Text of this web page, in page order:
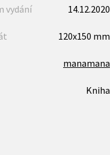
vydání 14.12.2020
120x150 mm
manamana
Kniha